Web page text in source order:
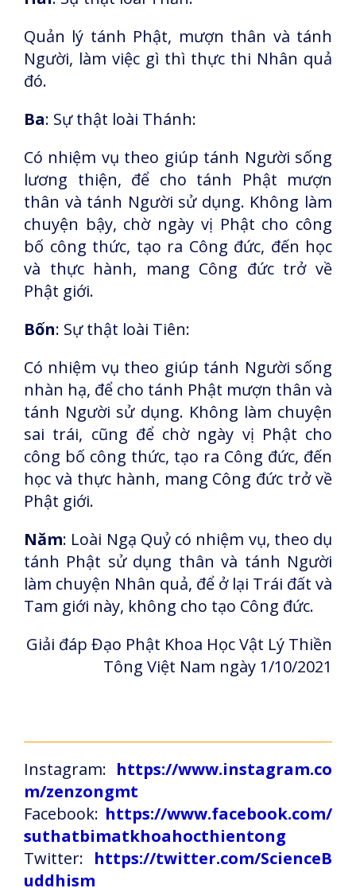
Quản lý tánh Phật, mượn thân và tánh
Người, làm việc gì thì thực thi Nhân quả
đó.
Ba: Sự thật loài Thánh:
Có nhiệm vụ theo giúp tánh Người sống
lương thiện, để cho tánh Phật mượn
thân và tánh Người sử dụng. Không làm
chuyện bậy, chờ ngày vị Phật cho công
bố công thức, tạo ra Công đức, đến học
và thực hành, mang Công đức trở về
Phật giới.
Bốn: Sự thật loài Tiên:
Có nhiệm vụ theo giúp tánh Người sống
nhàn hạ, để cho tánh Phật mượn thân và
tánh Người sử dụng. Không làm chuyện
sai trái, cũng để chờ ngày vị Phật cho
công bố công thức, tạo ra Công đức, đến
học và thực hành, mang Công đức trở về
Phật giới.
Năm: Loài Ngạ Quỷ có nhiệm vụ, theo dụ
tánh Phật sử dụng thân và tánh Người
làm chuyện Nhân quả, để ở lại Trái đất và
Tam giới này, không cho tạo Công đức.
Giải đáp Đạo Phật Khoa Học Vật Lý Thiền
Tông Việt Nam ngày 1/10/2021
Instagram: https://www.instagram.co
m/zenzongmt
Facebook: https://www.facebook.com/
suthatbimatkhoahocthientong
Twitter: https://twitter.com/ScienceB
uddhism